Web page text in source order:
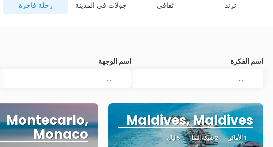
ترند ثقافي جولات في المدينة رحلة فاخرة
اسم الفكرة اسم الوجهة
Maldives, Maldives
1 الأماكن 2 شبكة النقل 5 ليال
Montecarlo,
Monaco